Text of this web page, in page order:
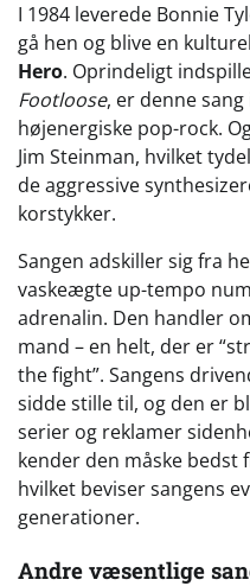
I 1984 leverede Bonnie
gå hen og blive en
Hero. Oprindeligt
Footloose, er denne sang
højenergiske pop-rock.
Jim Steinman, hvilket
de aggressive
korstykker.
Sangen adskiller sig fra
vaskeægte up-tempo
adrenalin. Den handler
mand – en helt, der er
the fight”. Sangens
sidde stille til, og den er
serier og reklamer
kender den måske bedst
hvilket beviser sangens
generationer.
Andre væsentlige